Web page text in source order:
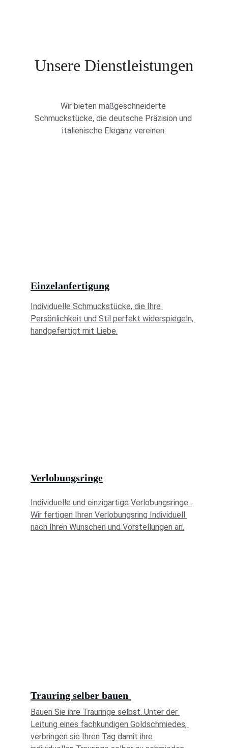
Unsere Dienstleistungen
Wir bieten maßgeschneiderte
Schmuckstücke, die deutsche Präzision und
italienische Eleganz vereinen.
Einzelanfertigung
Individuelle Schmuckstücke, die Ihre
Persönlichkeit und Stil perfekt widerspiegeln,
handgefertigt mit Liebe.
Bauen Sie ihre Trauringe selbst. Unter der
Leitung eines fachkundigen Goldschmiedes,
verbringen sie Ihren Tag damit ihre
Trauring selber bauen
Verlobungsringe
Individuelle und einzigartige Verlobungsringe.
Wir fertigen Ihren Verlobungsring Individuell
nach Ihren Wünschen und Vorstellungen an.